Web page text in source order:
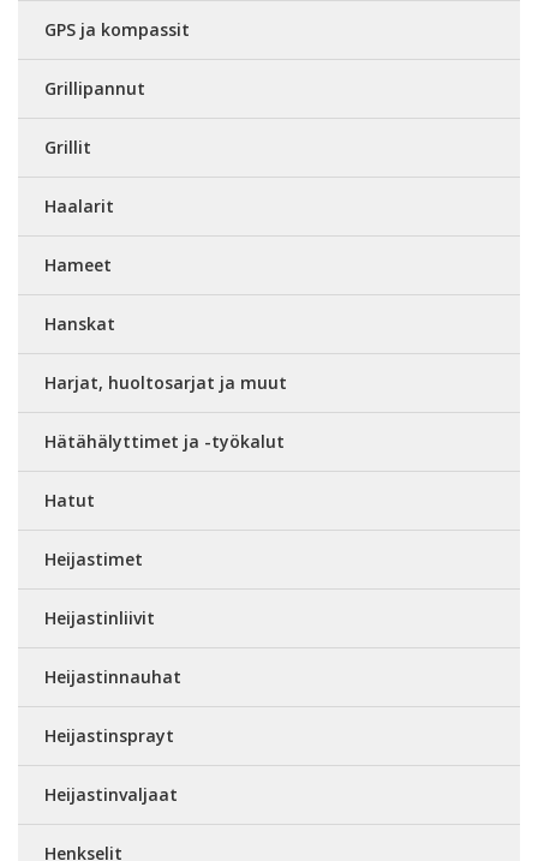
GPS ja kompassit
Grillipannut
Grillit
Haalarit
Hameet
Hanskat
Harjat, huoltosarjat ja muut
Hätähälyttimet ja -työkalut
Hatut
Heijastimet
Heijastinliivit
Heijastinnauhat
Heijastinsprayt
Heijastinvaljaat
Henkselit